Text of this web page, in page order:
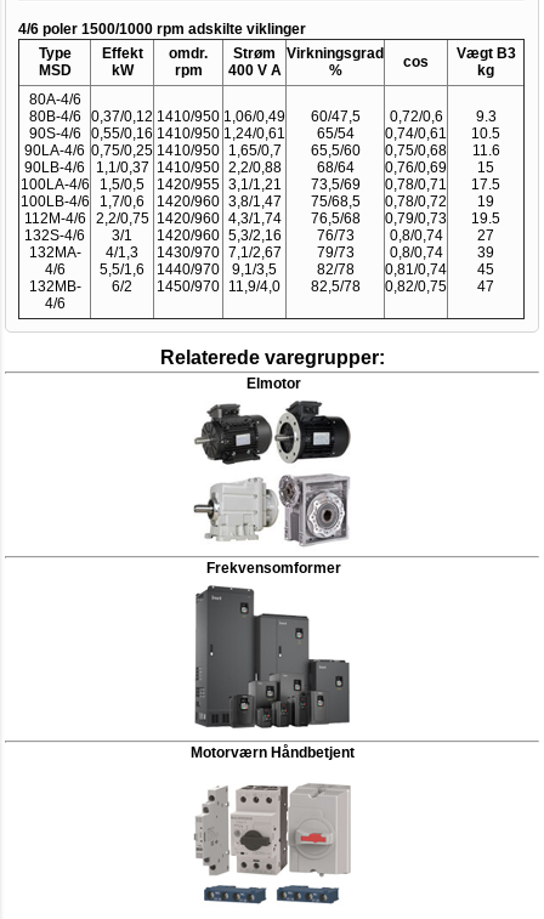
4/6 poler 1500/1000 rpm adskilte viklinger
Type
MSD
Effekt
kW
omdr.
rpm
Strøm
400 V A
Virkningsgrad
%
cos
Vægt B3
kg
80A-4/6
80B-4/6
90S-4/6
90LA-4/6
90LB-4/6
100LA-4/6
100LB-4/6
112M-4/6
132S-4/6
132MA-
4/6
132MB-
4/6
0,37/0,12
0,55/0,16
0,75/0,25
1,1/0,37
1,5/0,5
1,7/0,6
2,2/0,75
3/1
4/1,3
5,5/1,6
6/2
1410/950
1410/950
1410/950
1410/950
1420/955
1420/960
1420/960
1420/960
1430/970
1440/970
1450/970
1,06/0,49
1,24/0,61
1,65/0,7
2,2/0,88
3,1/1,21
3,8/1,47
4,3/1,74
5,3/2,16
7,1/2,67
9,1/3,5
11,9/4,0
60/47,5
65/54
65,5/60
68/64
73,5/69
75/68,5
76,5/68
76/73
79/73
82/78
82,5/78
0,72/0,6
0,74/0,61
0,75/0,68
0,76/0,69
0,78/0,71
0,78/0,72
0,79/0,73
0,8/0,74
0,8/0,74
0,81/0,74
0,82/0,75
9.3
10.5
11.6
15
17.5
19
19.5
27
39
45
47
Relaterede varegrupper:
Elmotor
Frekvensomformer
Motorværn Håndbetjent